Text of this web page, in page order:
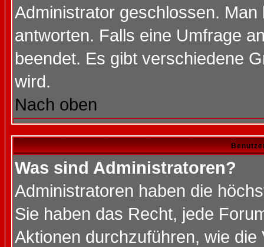
Administrator geschlossen.
antworten. Falls eine Umfrage
beendet. Es gibt verschiedene
wird.
Nach oben
Was sind Administratoren?
Administratoren haben die
Sie haben das Recht, jede
Aktionen durchzuführen, wie